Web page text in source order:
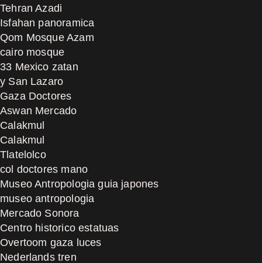
Tehran Azadi
Isfahan panoramica
Qom Mosque Azam
cairo mosque
33 Mexico zatan
y San Lazaro
Gaza Doctores
Aswan Mercado
Calakmul
Calakmul
Tlatelolco
col doctores mano
Museo Antropologia guia japones
museo antropologia
Mercado Sonora
Centro historico estatuas
Overtoom gaza luces
Nederlands tren